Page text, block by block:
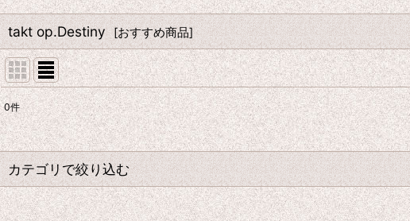
takt op.Destiny [おすすめ商品]
表示数:
並び順:
0件
カテゴリで絞り込む
た行 コスプレ衣装 (全商品)